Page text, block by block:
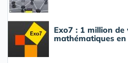
Exo7 : 1 million de
mathématiques en